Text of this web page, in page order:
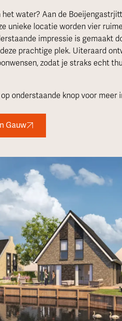
water? Aan de
unieke locatie worden vier
impressie is gemaakt
prachtige plek. Uiteraard
zodat je straks echt
onderstaande knop voor meer
Gauw